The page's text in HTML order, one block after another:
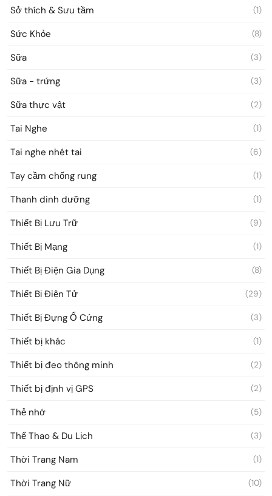
Sở thích & Sưu tầm (1)
Sức Khỏe (8)
Sữa (3)
Sữa - trứng (3)
Sữa thực vật (2)
Tai Nghe (1)
Tai nghe nhét tai (6)
Tay cầm chống rung (1)
Thanh dinh dưỡng (1)
Thiết Bị Lưu Trữ (9)
Thiết Bị Mạng (1)
Thiết Bị Điện Gia Dụng (8)
Thiết Bị Điện Tử (29)
Thiết Bị Đựng Ổ Cứng (3)
Thiết bị khác (1)
Thiết bị đeo thông minh (2)
Thiết bị định vị GPS (2)
Thẻ nhớ (5)
Thể Thao & Du Lịch (3)
Thời Trang Nam (1)
Thời Trang Nữ (10)